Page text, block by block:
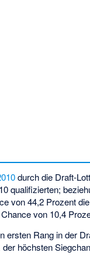
durch die Draft-
qualifizierten;
von 44,2 Prozent
von 10,4
ersten Rang in der
höchsten